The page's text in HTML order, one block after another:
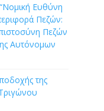
Ευθύνη
Πεζών:
Πεζών
Αυτόνομων
της